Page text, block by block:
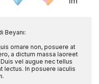
Beyanı:
ornare non, posuere at
a dictum massa laoreet
vel augue nec tellus
lectus. In posuere iaculis